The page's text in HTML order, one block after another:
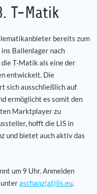
T-Matik
bereits zum
Ballenlager nach
T-Matik als eine der
entwickelt. Die
sich ausschließlich auf
ermöglicht es somit den
Marktplayer zu
hofft die LIS in
und bietet auch aktiv das
um 9 Uhr. Anmelden
unteraschanz(at)lis.eu.